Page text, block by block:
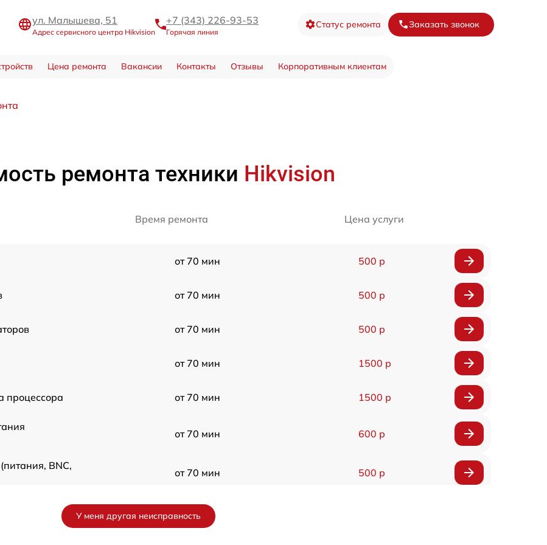
ул. Малышева, 51
Адрес сервисного центра Hikvision
+7 (343) 226-93-53
Горячая линия
Статус ремонта Заказать звонок
Цена ремонта Вакансии Контакты Отзывы Корпоративным клиентам
ремонта техники Hikvision
Время ремонта Цена услуги
от 70 мин 500 р
от 70 мин 500 р
от 70 мин 500 р
от 70 мин 1500 р
процессора от 70 мин 1500 р
от 70 мин 600 р
BNC,
от 70 мин 500 р
жёсткого
от 70 мин
У меня другая неисправность